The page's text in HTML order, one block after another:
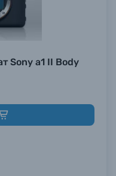
Sony a1 II Body